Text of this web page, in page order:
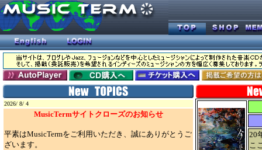
2026/ 8/ 4
MusicTermサイトクローズのお知らせ
平素はMusicTermをご利用いただき、誠にありがとうご
ざいます。
20
こ